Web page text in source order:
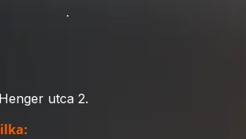
utca 2.